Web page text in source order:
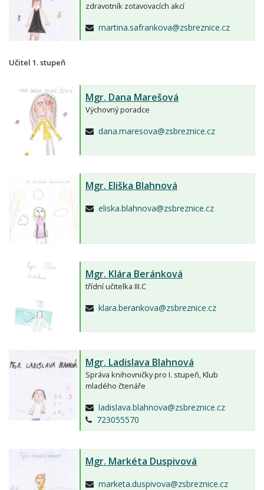
zdravotník zotavovacích akcí
martina.safrankova@zsbreznice.cz
Učitel 1. stupeň
Mgr. Dana Marešová
Výchovný poradce
dana.maresova@zsbreznice.cz
Mgr. Eliška Blahnová
eliska.blahnova@zsbreznice.cz
Mgr. Klára Beránková
třídní učitelka III.C
klara.berankova@zsbreznice.cz
Mgr. Ladislava Blahnová
Správa knihovničky pro I. stupeň, Klub
mladého čtenáře
ladislava.blahnova@zsbreznice.cz
723055570
Mgr. Markéta Duspivová
marketa.duspivova@zsbreznice.cz